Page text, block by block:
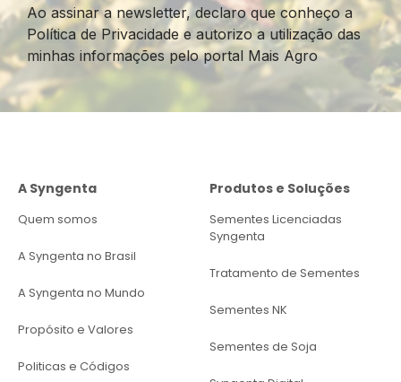
Ao assinar a newsletter, declaro que conheço a
Política de Privacidade e autorizo a utilização das
minhas informações pelo portal Mais Agro
A Syngenta
Quem somos
A Syngenta no Brasil
A Syngenta no Mundo
Propósito e Valores
Politicas e Códigos
Produtos e Soluções
Sementes Licenciadas
Syngenta
Tratamento de Sementes
Sementes NK
Sementes de Soja